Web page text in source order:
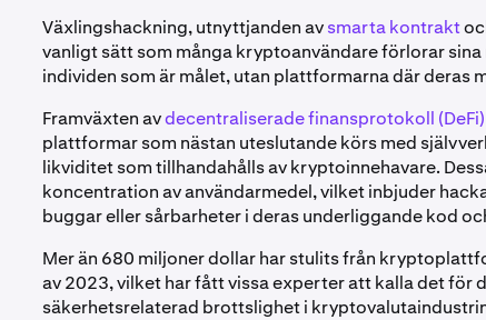
Växlingshackning, utnyttjanden avsmarta kontrakt
vanligt sätt som många kryptoanvändare förlorar
individen som är målet, utan plattformarna där deras
Framväxten avdecentraliserade finansprotokoll (DeFi)
plattformar som nästan uteslutande körs med
likviditet som tillhandahålls av kryptoinnehavare.
koncentration av användarmedel, vilket inbjuder
buggar eller sårbarheter i deras underliggande kod
Mer än 680 miljoner dollar har stulits från
av 2023, vilket har fått vissa experter att kalla det för
säkerhetsrelaterad brottslighet i